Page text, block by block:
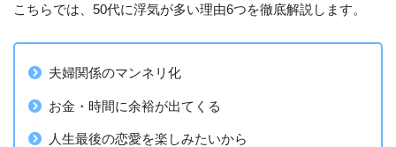
こちらでは、50代に浮気が多い理由6つを徹底解説します。
夫婦関係のマンネリ化
お金・時間に余裕が出てくる
人生最後の恋愛を楽しみたいから